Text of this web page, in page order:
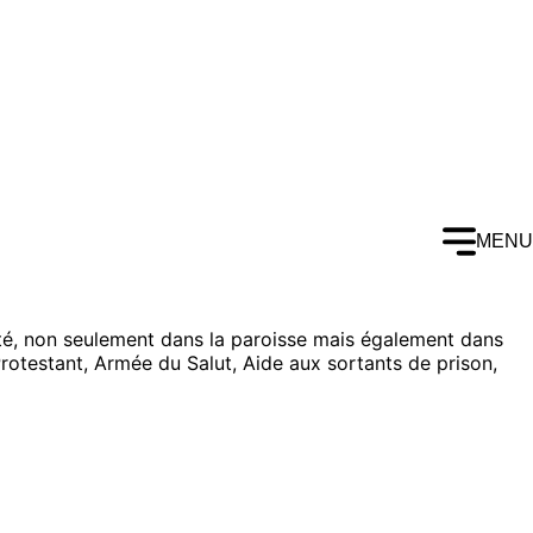
MENU
non seulement dans la paroisse mais également dans
Armée du Salut, Aide aux sortants de prison,